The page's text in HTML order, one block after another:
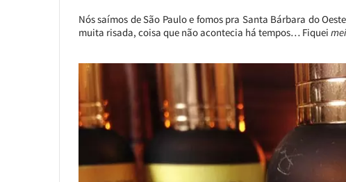
Nós saímos de São Paulo e fomos pra Santa Bárbara do
muita risada, coisa que não acontecia há tempos… Fiquei